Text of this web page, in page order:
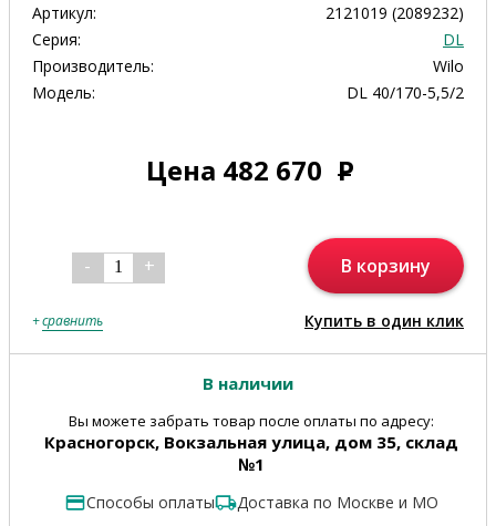
Артикул:
2121019 (2089232)
Серия:
DL
Производитель:
Wilo
Модель:
DL 40/170-5,5/2
Цена 482 670 Р
- 1 + В корзину
+сравнить Купить в один клик
В наличии
Вы можете забрать товар после оплаты по адресу:
Красногорск, Вокзальная улица, дом 35, склад
№1
Способы оплаты Доставка по Москве и МО